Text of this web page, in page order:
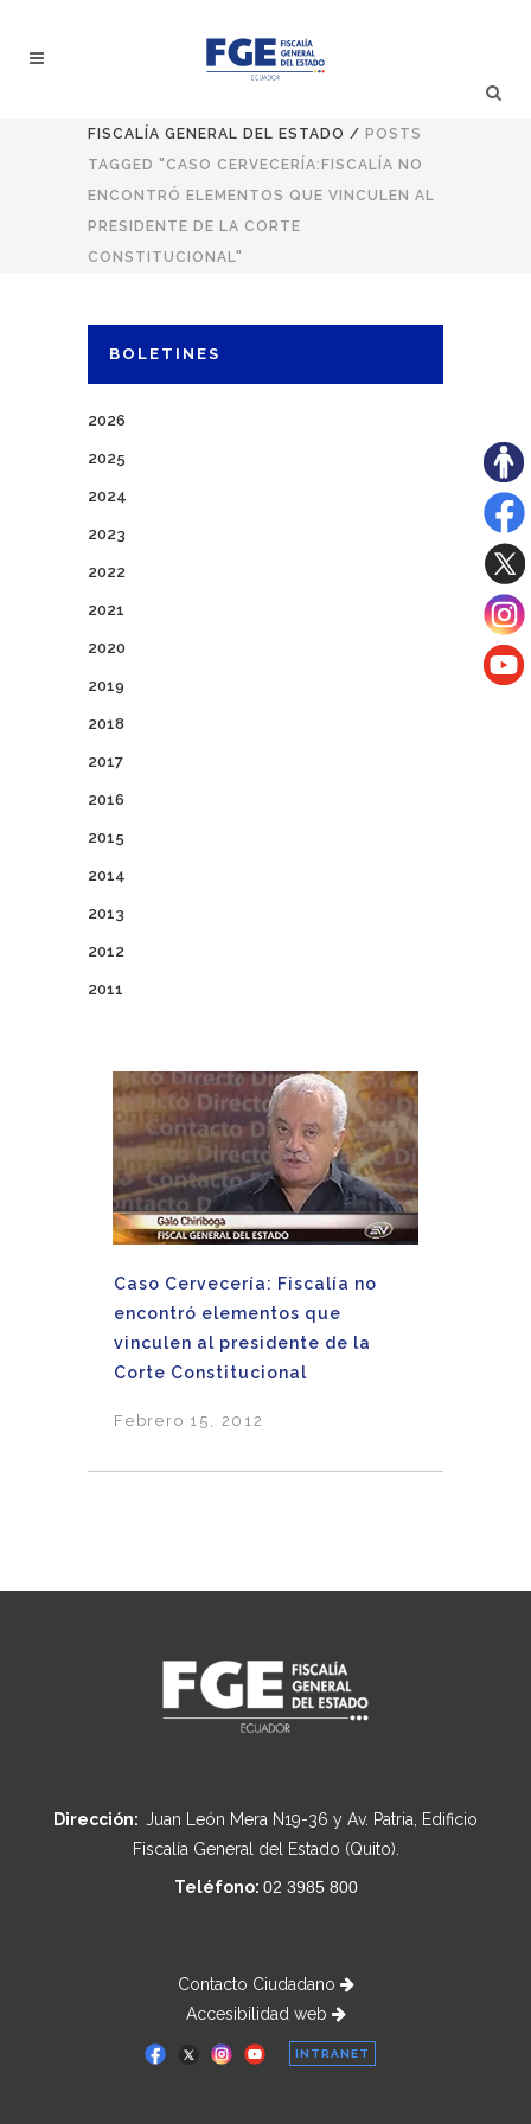
FISCALÍA GENERAL DEL ESTADO / POSTS
TAGGED "CASO CERVECERÍA:FISCALÍA NO
ENCONTRÓ ELEMENTOS QUE VINCULEN AL
PRESIDENTE DE LA CORTE
CONSTITUCIONAL"
BOLETINES
2026
2025
2024
2023
2022
2021
2020
2019
2018
2017
2016
2015
2014
2013
2012
2011
Caso Cervecería: Fiscalía no
encontró elementos que
vinculen al presidente de la
Corte Constitucional
Febrero 15, 2012
Dirección: Juan León Mera N19-36 y Av. Patria, Edificio
Fiscalía General del Estado (Quito).
Teléfono: 02 3985 800
Contacto Ciudadano
Accesibilidad web
INTRANET